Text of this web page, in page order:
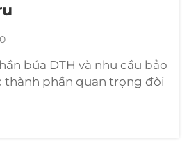
búa DTH và nhu cầu bảo
thành phần quan trọng đòi
xuyên Giữ búa DTH hoạt
là chú ý đến các bộ
tác động, khoan và hệ